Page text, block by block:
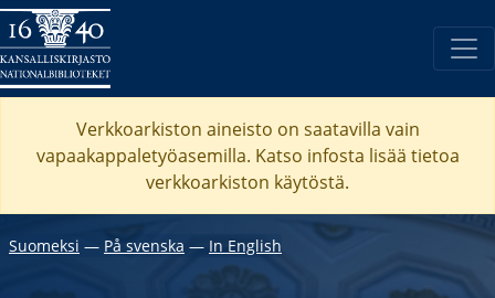
Verkkoarkiston aineisto on saatavilla vain
vapaakappaletyöasemilla. Katso infosta lisää tietoa
verkkoarkiston käytöstä.
Suomeksi ― På svenska ― In English